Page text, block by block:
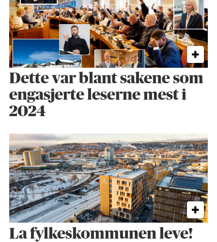
Dette var blant sakene som
engasjerte leserne mest i
2024
La fylkeskommunen leve!